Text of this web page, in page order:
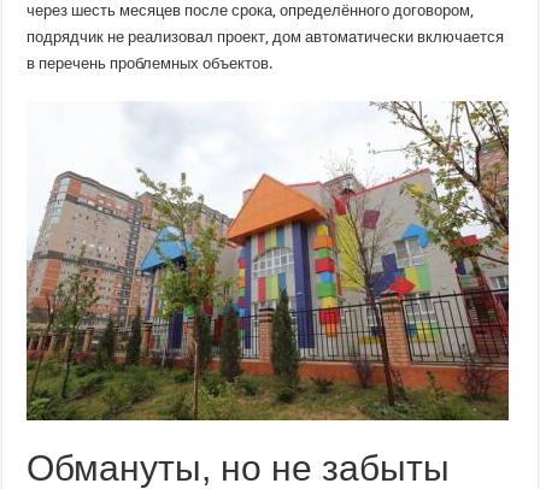
через шесть месяцев после срока, определённого договором,
подрядчик не реализовал проект, дом автоматически включается
в перечень проблемных объектов.
Обмануты, но не забыты